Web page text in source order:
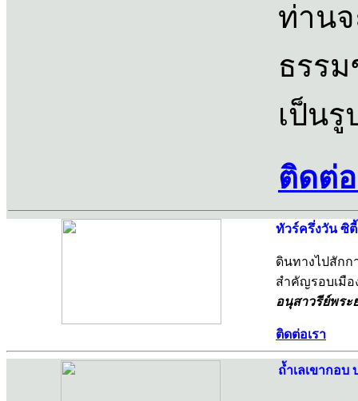
ท่าน
ธรร
เป็น
ติดต่อ
ทัวร์ครึ่งวัน ซิ
ดินทางไปสักก
สำคัญรอบเมือ
อนุสาวรีย์พระ
ติดต่อเรา
ถ้ำเลเขากอ